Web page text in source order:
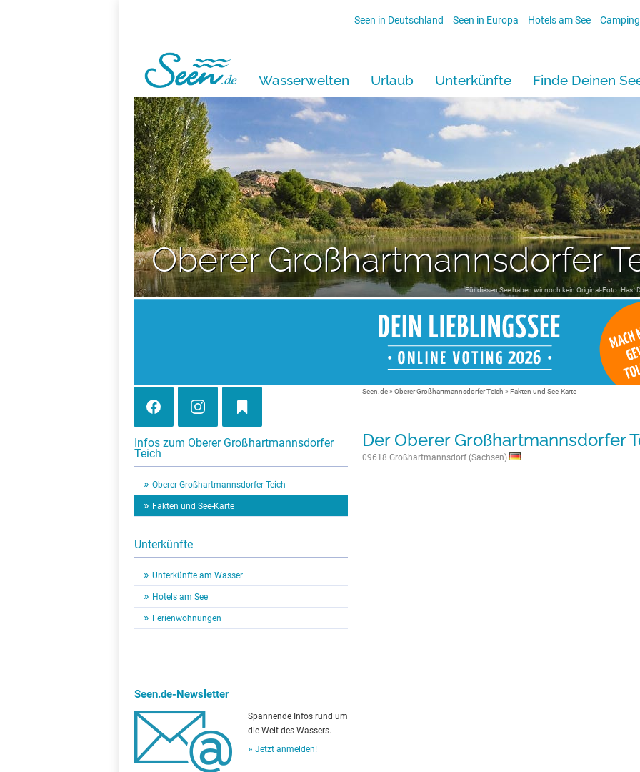
Seen in Deutschland Seen in Europa Hotels am See
Wasserwelten Urlaub Unterkünfte Finde Deinen
Oberer Großhartmannsdorfer
Für diesen See haben wir noch kein Original-Foto.
Infos zum Oberer Großhartmannsdorfer
Teich
Oberer Großhartmannsdorfer Teich
Fakten und See-Karte
Unterkünfte
Unterkünfte am Wasser
Hotels am See
Ferienwohnungen
Seen.de-Newsletter
Spannende Infos rund um
die Welt des Wassers.
Jetzt anmelden!
Seen.de» Oberer Großhartmannsdorfer Teich » Fakten und See-Karte
Der Oberer Großhartmannsdorfer
09618 Großhartmannsdorf (Sachsen)